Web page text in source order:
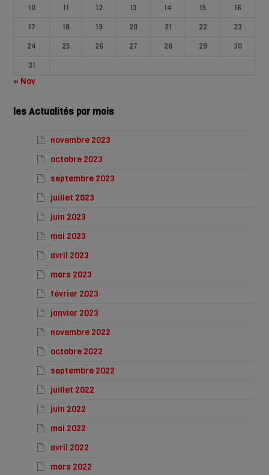
10
11 12 13 14 15
16
17
18 19 20 21 22
23
24
25 26 27 28 29
30
31
« Nov
les Actualités par mois
novembre 2023
octobre 2023
septembre 2023
juillet 2023
juin 2023
mai 2023
avril 2023
mars 2023
février 2023
janvier 2023
novembre 2022
octobre 2022
septembre 2022
juillet 2022
juin 2022
mai 2022
avril 2022
mars 2022